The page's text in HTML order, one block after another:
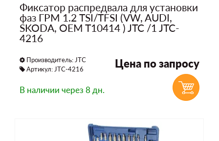
Фиксатор распредвала для установки
фаз ГРМ 1.2 TSI/TFSI (VW, AUDI,
SKODA, OEM T10414 ) JTC /1 JTC-
4216
Производитель: JTC
Артикул: JTC-4216
Цена по запросу
В наличии через 8 дн.